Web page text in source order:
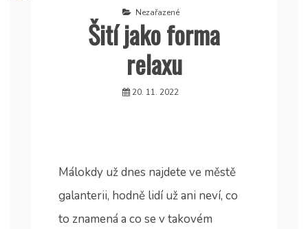
Nezařazené
Šití jako forma
relaxu
20. 11. 2022
Málokdy už dnes najdete ve městě
galanterii, hodně lidí už ani neví, co
to znamená a co se v takovém